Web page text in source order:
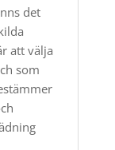
det
att välja
som